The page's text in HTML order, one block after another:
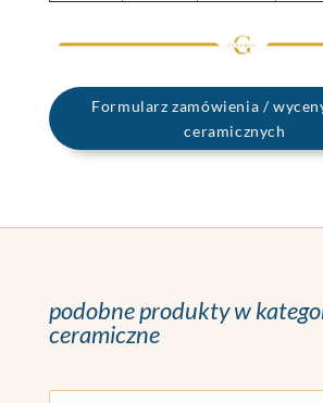
Formularz zamówienia /
ceramicznych
podobne produkty w
ceramiczne